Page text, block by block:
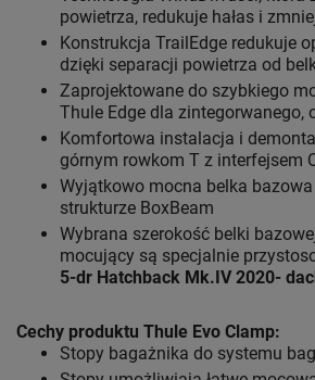
powietrza, redukuje hałas i
Konstrukcja TrailEdge redukuje
dzięki separacji powietrza od
Zaprojektowane do szybkiego
Thule Edge dla zintegorwanego,
Komfortowa instalacja i
górnym rowkom T z interfejsem
Wyjątkowo mocna belka
strukturze BoxBeam
Wybrana szerokość belki
mocujący są specjalnie
5-dr Hatchback Mk.IV 2020-
Cechy produktu Thule Evo Clamp:
Stopy bagażnika do systemu